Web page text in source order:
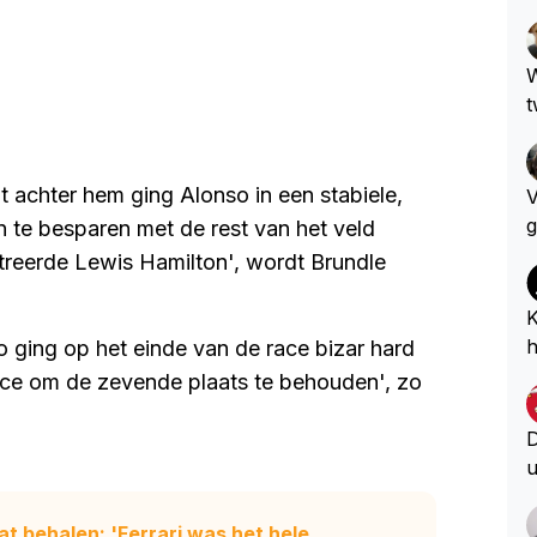
hem ging Alonso in een stabiele,
besparen met de rest van het veld
Lewis Hamilton', wordt Brundle
op het einde van de race bizar hard
om de zevende plaats te behouden', zo